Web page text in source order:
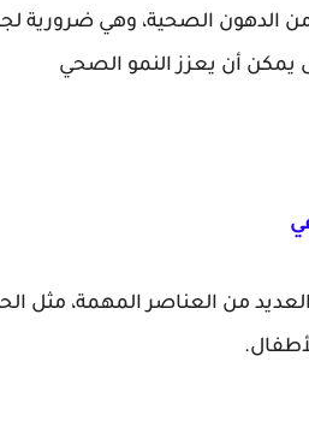
من الدهون الصحية، وهي
أن يعزز النمو الصحي
من العناصر المهمة، مثل